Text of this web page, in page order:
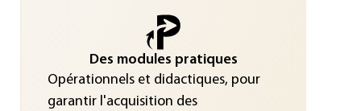
Des modules pratiques
Opérationnels et didactiques, pour
garantir l'acquisition des